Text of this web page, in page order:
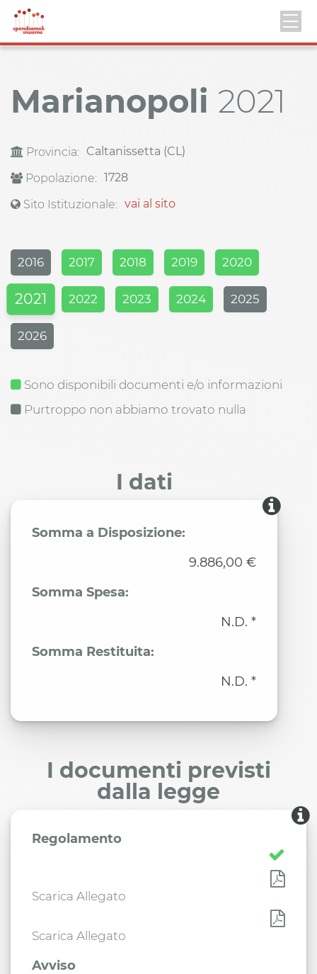
Marianopoli 2021
Provincia:
Caltanissetta (CL)
Popolazione: 1728
Sito Istituzionale: vai al sito
2016 2017 2018 2019 2020
2021 2022 2023 2024 2025
2026
Sono disponibili documenti e/o informazioni
Purtroppo non abbiamo trovato nulla
I dati
Somma a Disposizione:
9.886,00 €
Somma Spesa:
N.D. *
Somma Restituita:
N.D. *
I documenti previsti
dalla legge
Regolamento
Scarica Allegato
Scarica Allegato
Avviso